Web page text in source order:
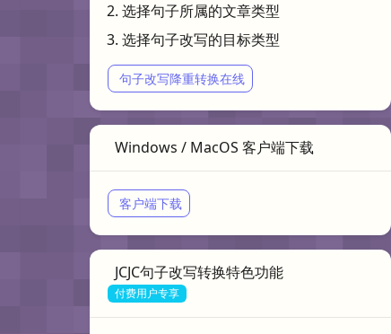
选择句子所属的文章类型
选择句子改写的目标类型
句子改写降重转换在线
Windows / MacOS 客户端下载
客户端下载
JCJC句子改写转换特色功能
付费用户专享